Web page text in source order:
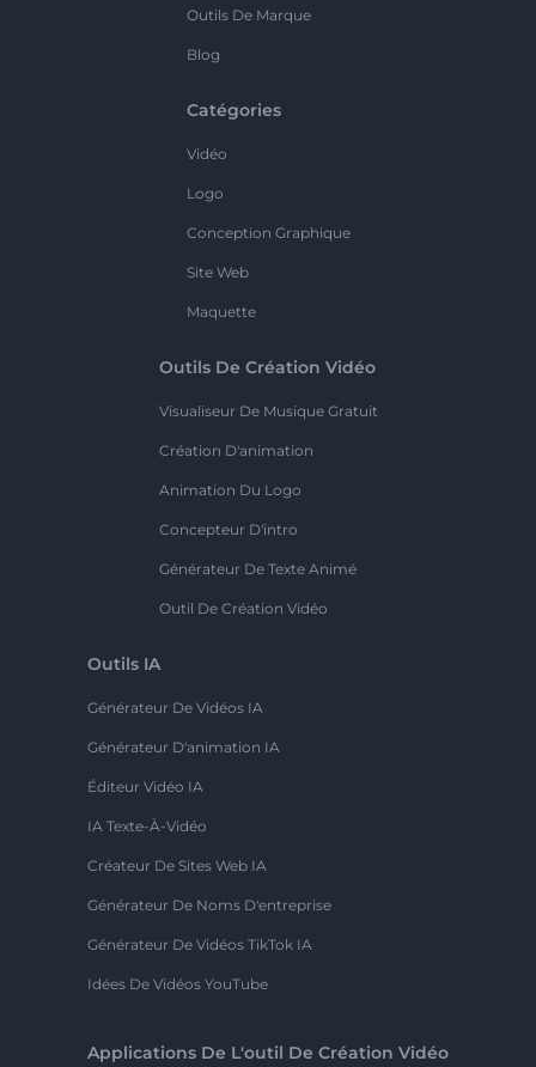
Outils De Marque
Blog
Catégories
Vidéo
Logo
Conception Graphique
Site Web
Maquette
Outils De Création Vidéo
Visualiseur De Musique Gratuit
Création D'animation
Animation Du Logo
Concepteur D'intro
Générateur De Texte Animé
Outil De Création Vidéo
Outils IA
Générateur De Vidéos IA
Générateur D'animation IA
Éditeur Vidéo IA
IA Texte-À-Vidéo
Créateur De Sites Web IA
Générateur De Noms D'entreprise
Générateur De Vidéos TikTok IA
Idées De Vidéos YouTube
Applications De L'outil De Création Vidéo